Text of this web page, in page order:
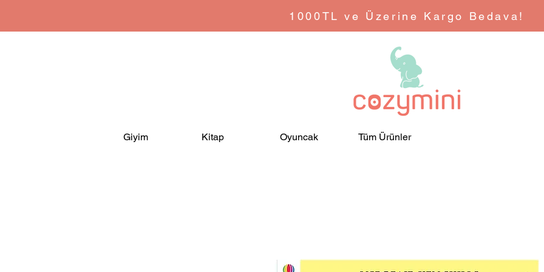
1000TL ve Üzerine Kargo Bedava!
Giyim Kitap Oyuncak Tüm Ürünler